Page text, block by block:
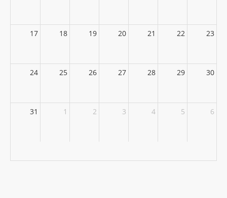
17 18 19 20 21 22 23
24 25 26 27 28 29 30
31 1 2 3 4 5 6